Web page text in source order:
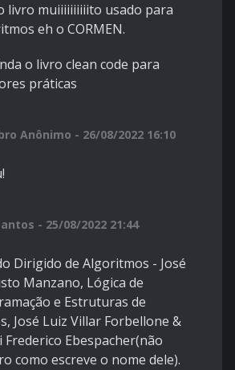
livro muiiiiiiiiiito usado para
eh o CORMEN.
o livro clean code para
práticas
Anônimo - 26/08/2022 16:10
- 25/08/2022 21:44
Dirigido de Algoritmos - José
Manzano, Lógica de
e Estruturas de
José Luiz Villar Forbellone &
Frederico Ebespacher(não
como escreve o nome dele).